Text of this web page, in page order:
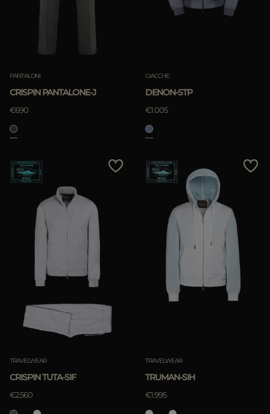
PANTALONI
CRISPIN PANTALONE-J
€690
GIACCHE
DENON-STP
€1.005
TRAVELWEAR
CRISPIN TUTA-SIF
€2.560
TRAVELWEAR
TRUMAN-SIH
€1.995